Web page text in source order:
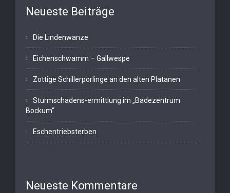
Neueste Beiträge
Die Lindenwanze
Eichenschwamm – Gallwespe
Zottige Schillerporlinge an den alten Platanen
Sturmschadens-ermittlung im „Badezentrum
Bockum“
Eschentriebsterben
Neueste Kommentare